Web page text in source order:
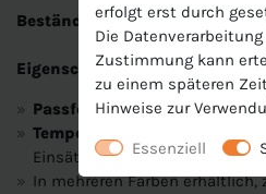
Beständigkeit:Dieses Produkt
Eigenschaften:
Passform:Slim fit
Temperaturregulierung:
Einsätze für perfekte
In mehreren Farben erhältlich,
erfolgt erst durch
Die
Zustimmung kann
zu einem späteren
Hinweise zur
Essenziell